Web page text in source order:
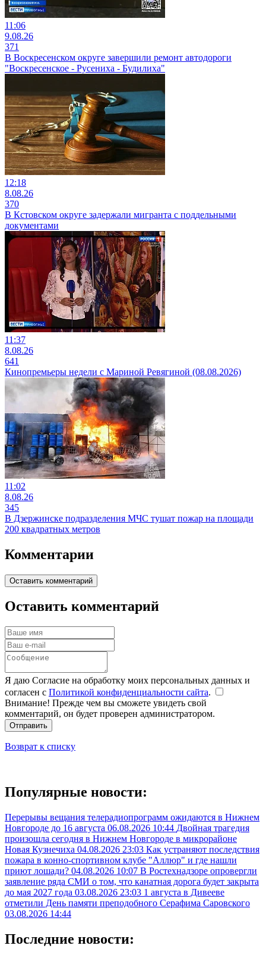
11:06
9.08.26
371
В Воскресенском округе завершили ремонт автодороги
"Воскресенское - Русениха - Будилиха"
12:18
8.08.26
370
В Кстовском округе задержали мигранта с поддельными
документами
11:37
8.08.26
641
Кинопремьеры недели с Мариной Ревягиной (08.08.2026)
11:02
8.08.26
345
В Дзержинске подразделения МЧС тушат пожар на площади
200 квадратных метров
Комментарии
Оставить комментарий
Оставить комментарий
Я даю Согласие на обработку моих персональных данных и
согласен с Политикой конфиденциальности сайта.
Внимание! Прежде чем вы сможете увидеть свой
комментарий, он будет проверен администратором.
Отправить
Возврат к списку
Популярные новости:
Перерывы вещания телерадиопрограмм ожидаются в Нижнем
Новгороде до 16 августа 06.08.2026 10:44 Двойная трагедия
произошла сегодня в Нижнем Новгороде в микрорайоне
Новая Кузнечиха 04.08.2026 23:03 Как устраняют последствия
пожара в конно-спортивном клубе "Аллюр" и где нашли
приют лошади? 04.08.2026 10:07 В Ростехнадзоре опровергли
заявление ряда СМИ о том, что канатная дорога будет закрыта
до мая 2027 года 03.08.2026 23:03 1 августа в Дивееве
отметили День памяти преподобного Серафима Саровского
03.08.2026 14:44
Последние новости: